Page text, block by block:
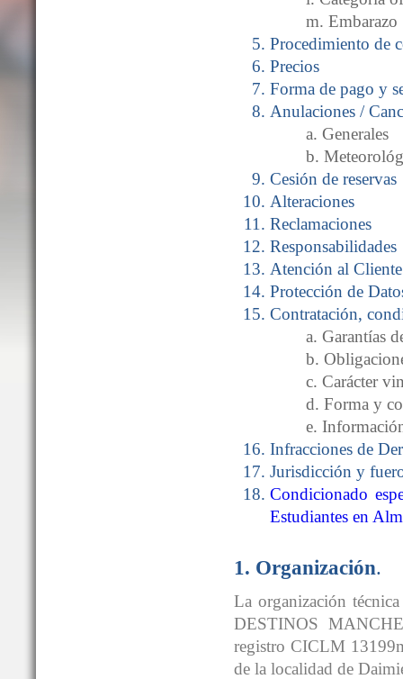
m. Embarazo
Procedimiento de
Precios
Forma de pago y
Anulaciones /
a. Generales
b.
Cesión de reservas
Alteraciones
Reclamaciones
Responsabilidades
Atención al Cliente
Protección de
Contratación,
a. Garantías
b.
c. Carácter
d. Forma y
e.
Infracciones de
Jurisdicción y
Condicionado
Estudiantes en
1. Organización.
La organización
DESTINOS
registro CICLM
de la localidad de